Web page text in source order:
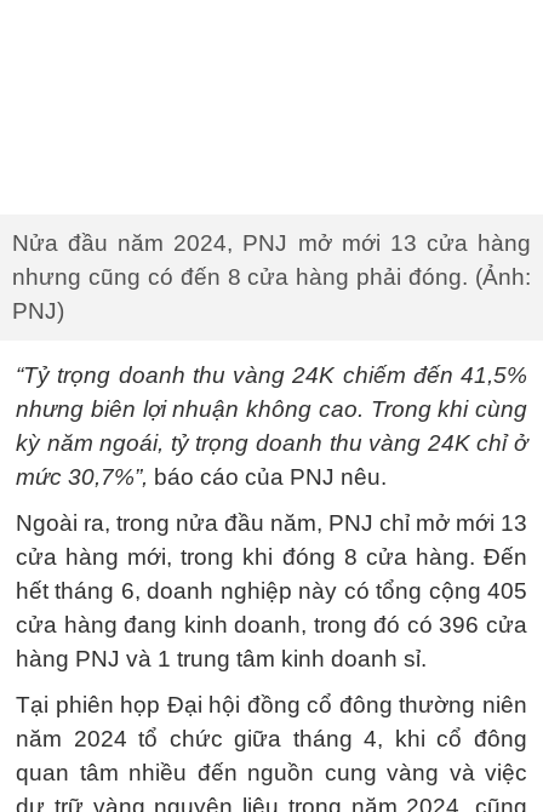
Nửa đầu năm 2024, PNJ mở mới 13 cửa hàng
nhưng cũng có đến 8 cửa hàng phải đóng. (Ảnh:
PNJ)
“Tỷ trọng doanh thu vàng 24K chiếm đến 41,5%
nhưng biên lợi nhuận không cao. Trong khi cùng
kỳ năm ngoái, tỷ trọng doanh thu vàng 24K chỉ ở
mức 30,7%”, báo cáo của PNJ nêu.
Ngoài ra, trong nửa đầu năm, PNJ chỉ mở mới 13
cửa hàng mới, trong khi đóng 8 cửa hàng. Đến
hết tháng 6, doanh nghiệp này có tổng cộng 405
cửa hàng đang kinh doanh, trong đó có 396 cửa
hàng PNJ và 1 trung tâm kinh doanh sỉ.
Tại phiên họp Đại hội đồng cổ đông thường niên
năm 2024 tổ chức giữa tháng 4, khi cổ đông
quan tâm nhiều đến nguồn cung vàng và việc
dự trữ vàng nguyên liệu trong năm 2024, cũng